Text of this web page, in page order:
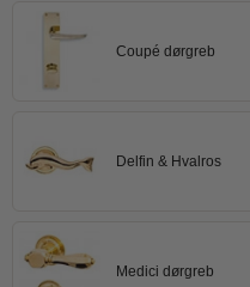
Trædørgreb på Langskilt
Udendørs dørgreb
Coupé dørgreb
Delfin & Hvalros
Medici dørgreb